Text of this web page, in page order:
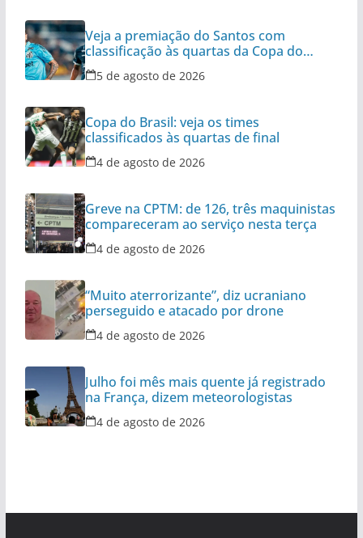
Veja a premiação do Santos com
classificação às quartas da Copa do
Brasil
5 de agosto de 2026
Copa do Brasil: veja os times
classificados às quartas de final
4 de agosto de 2026
Greve na CPTM: de 126, três maquinistas
compareceram ao serviço nesta terça
4 de agosto de 2026
“Muito aterrorizante”, diz ucraniano
perseguido e atacado por drone
4 de agosto de 2026
Julho foi mês mais quente já registrado
na França, dizem meteorologistas
4 de agosto de 2026